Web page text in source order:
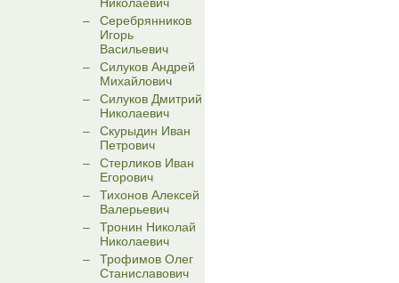
Серебрянников
Игорь
Васильевич
Силуков Андрей
Михайлович
Силуков Дмитрий
Николаевич
Скурыдин Иван
Петрович
Стерликов Иван
Егорович
Тихонов Алексей
Валерьевич
Тронин Николай
Николаевич
Трофимов Олег
Станиславович